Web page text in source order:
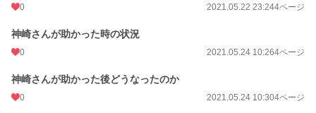
0 2021.05.22 23:244ページ
神崎さんが助かった時の状況
0 2021.05.24 10:264ページ
神崎さんが助かった後どうなったのか
0 2021.05.24 10:304ページ